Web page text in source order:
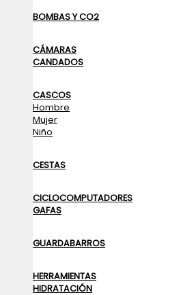
BOMBAS Y CO2
CÁMARAS
CANDADOS
CASCOS
Hombre
Mujer
Niño
CESTAS
CICLOCOMPUTADORES
GAFAS
GUARDABARROS
HERRAMIENTAS
HIDRATACIÓN